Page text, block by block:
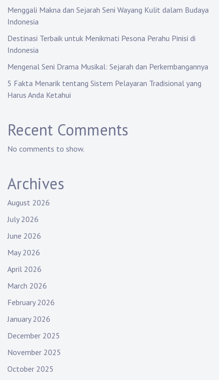
Menggali Makna dan Sejarah Seni Wayang Kulit dalam Budaya
Indonesia
Destinasi Terbaik untuk Menikmati Pesona Perahu Pinisi di
Indonesia
Mengenal Seni Drama Musikal: Sejarah dan Perkembangannya
5 Fakta Menarik tentang Sistem Pelayaran Tradisional yang
Harus Anda Ketahui
Recent Comments
No comments to show.
Archives
August 2026
July 2026
June 2026
May 2026
April 2026
March 2026
February 2026
January 2026
December 2025
November 2025
October 2025